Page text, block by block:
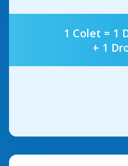
1 Colet = 1
+ 1